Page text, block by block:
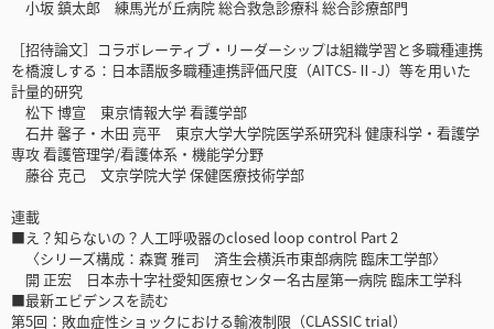
小坂 鎮太郎 練馬光が丘病院 総合救急診療科 総合診療部門
［招待論文］コラボレーティブ・リーダーシップは組織学習と多職種連携
を橋渡しする：日本語版多職種連携評価尺度（AITCS-Ⅱ-J）等を用いた
計量的研究
松下 博宣 東京情報大学 看護学部
石井 馨子・木田 亮平 東京大学大学院医学系研究科 健康科学・看護学
専攻 看護管理学/看護体系・機能学分野
藤谷 克己 文京学院大学 保健医療技術学部
連載
■え？知らないの？人工呼吸器のclosed loop control Part 2
〈シリーズ構成：森實 雅司 済生会横浜市東部病院 臨床工学部〉
開 正宏 日本赤十字社愛知医療センター名古屋第一病院 臨床工学科
■最新エビデンスを読む
第5回：敗血症性ショックにおける輸液制限（CLASSIC trial）